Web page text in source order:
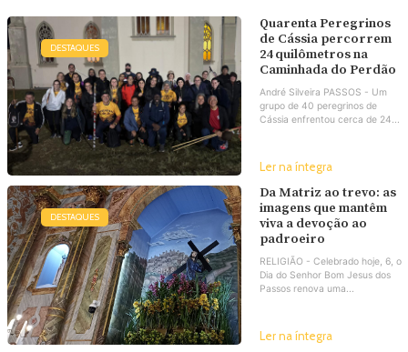
DESTAQUES
Quarenta Peregrinos
de Cássia percorrem
24 quilômetros na
Caminhada do Perdão
André Silveira PASSOS - Um
grupo de 40 peregrinos de
Cássia enfrentou cerca de 24...
Ler na íntegra
DESTAQUES
Da Matriz ao trevo: as
imagens que mantêm
viva a devoção ao
padroeiro
RELIGIÃO - Celebrado hoje, 6, o
Dia do Senhor Bom Jesus dos
Passos renova uma...
Ler na íntegra